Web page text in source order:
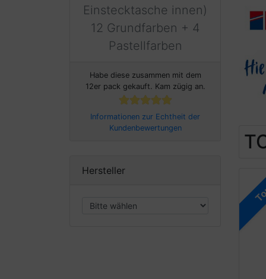
Einstecktasche innen)
12 Grundfarben + 4
Pastellfarben
Habe diese zusammen mit dem
12er pack gekauft. Kam zügig an.
Informationen zur Echtheit der
Kundenbewertungen
Hersteller